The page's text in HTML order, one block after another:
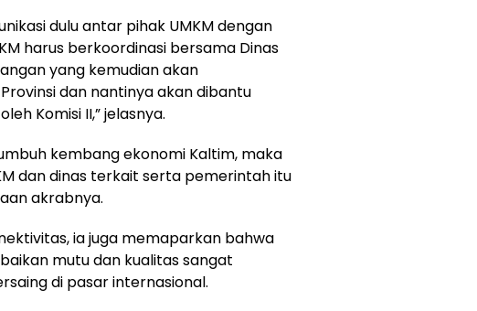
dulu antar pihak UMKM dengan
harus berkoordinasi bersama Dinas
yang kemudian akan
dan nantinya akan dibantu
Komisi II,” jelasnya.
kembang ekonomi Kaltim, maka
dan dinas terkait serta pemerintah itu
akrabnya.
ia juga memaparkan bahwa
mutu dan kualitas sangat
di pasar internasional.